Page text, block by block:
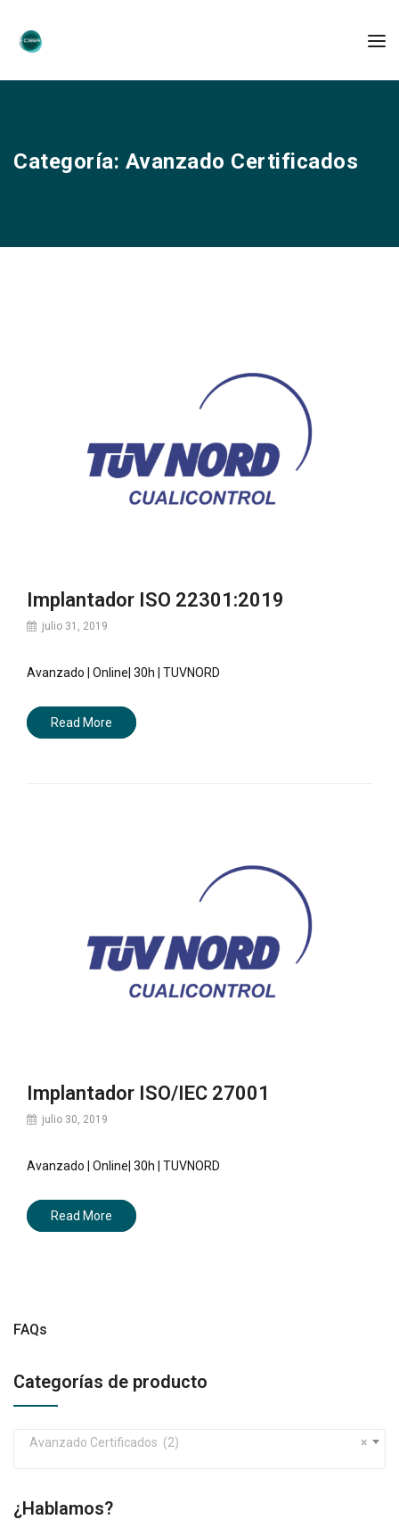
Categoría: Avanzado Certificados
Implantador ISO 22301:2019
julio 31, 2019
Avanzado | Online| 30h | TUVNORD
Read More
Implantador ISO/IEC 27001
julio 30, 2019
Avanzado | Online| 30h | TUVNORD
Read More
FAQs
Categorías de producto
×
Avanzado Certificados (2)
¿Hablamos?